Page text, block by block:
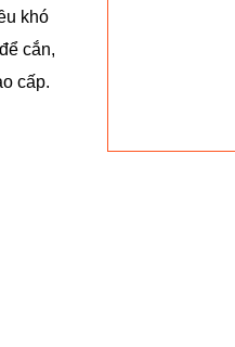
khó
cắn,
cấp.